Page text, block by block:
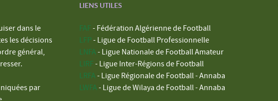
dans le
les décisions
général,
par
LIENS UTILES
FAF - Fédération Algérienne de Football
LFP - Ligue de Football Professionnelle
LNFA - Ligue Nationale de Football Amateur
LIRF - Ligue Inter-Régions de Football
LRFA - Ligue Régionale de Football - Annaba
LWFA - Ligue de Wilaya de Football - Annaba